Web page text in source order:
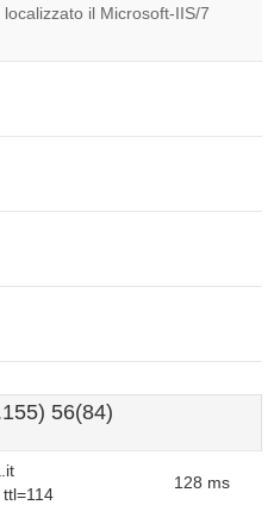
website?
il Microsoft-IIS/7
56(84)
128 ms